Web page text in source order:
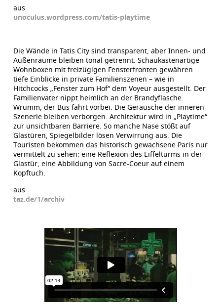
aus
unoculus.wordpress.com/tatis-playtime
Die Wände in Tatis City sind transparent, aber Innen- und
Außenräume bleiben tonal getrennt. Schaukastenartige
Wohnboxen mit freizügigen Fensterfronten gewähren
tiefe Einblicke in private Familienszenen – wie in
Hitchcocks „Fenster zum Hof“ dem Voyeur ausgestellt. Der
Familienvater nippt heimlich an der Brandyflasche.
Wrumm, der Bus fährt vorbei. Die Geräusche der inneren
Szenerie bleiben verborgen. Architektur wird in „Playtime“
zur unsichtbaren Barriere. So manche Nase stößt auf
Glastüren, Spiegelbilder lösen Verwirrung aus. Die
Touristen bekommen das historisch gewachsene Paris nur
vermittelt zu sehen: eine Reflexion des Eiffelturms in der
Glastür, eine Abbildung von Sacre-Coeur auf einem
Kopftuch.
aus
taz.de/1/archiv